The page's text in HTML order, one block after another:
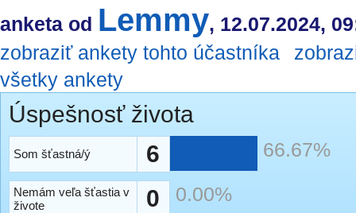
anketa od Lemmy, 12.07.2024,
zobraziť ankety tohto účastníka
všetky ankety
Úspešnosť života
Som šťastná/ý 6 66.67%
Nemám veľa šťastia v
živote
0 0.00%